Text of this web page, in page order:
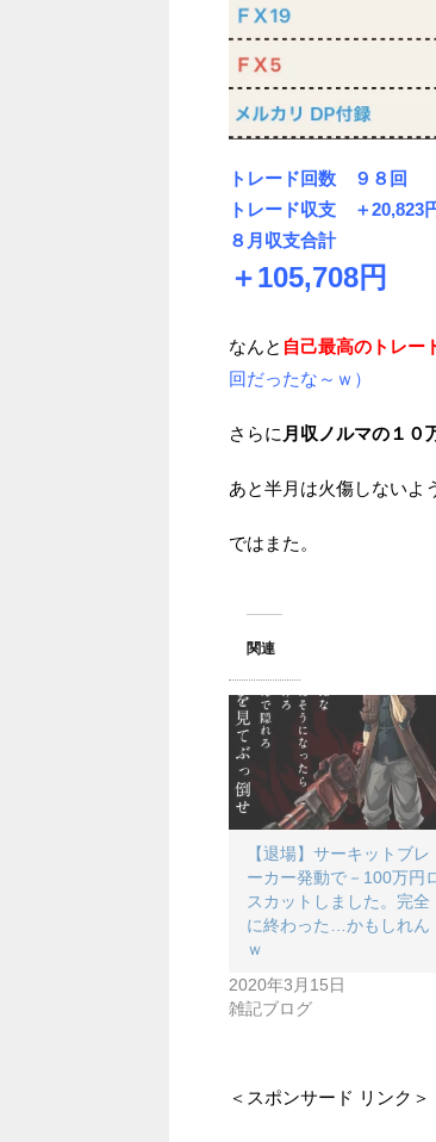
トレード回数 ９８回
トレード収支 ＋20,823
８月収支合計
＋105,708円
なんと 自己最高のトレー
回だったな～ｗ）
さらに月収ノルマの１０
あと半月は火傷しないよ
ではまた。
関連
【退場】サーキットブレ
ーカー発動で－100万円
スカットしました。完全
に終わった…かもしれん
ｗ
2020年3月15日
雑記ブログ
＜スポンサード リンク＞